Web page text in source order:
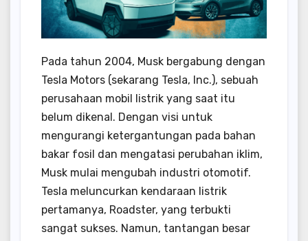
Pada tahun 2004, Musk bergabung dengan
Tesla Motors (sekarang Tesla, Inc.), sebuah
perusahaan mobil listrik yang saat itu
belum dikenal. Dengan visi untuk
mengurangi ketergantungan pada bahan
bakar fosil dan mengatasi perubahan iklim,
Musk mulai mengubah industri otomotif.
Tesla meluncurkan kendaraan listrik
pertamanya, Roadster, yang terbukti
sangat sukses. Namun, tantangan besar